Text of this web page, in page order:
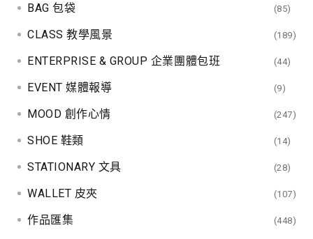
BAG 包袋 (85)
CLASS 教學風景 (189)
ENTERPRISE & GROUP 企業團體包班 (44)
EVENT 媒體報導 (9)
MOOD 創作心情 (247)
SHOE 鞋類 (14)
STATIONARY 文具 (28)
WALLET 皮夾 (107)
作品匯集 (448)